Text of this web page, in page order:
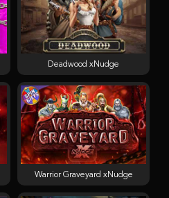
Warrior Graveyard xNudge
Deadwood xNudge